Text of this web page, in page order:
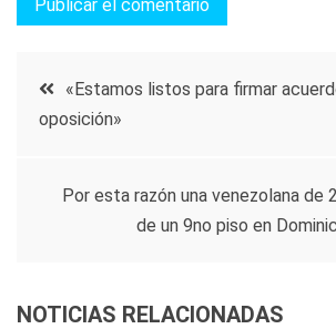
Navegación
de
entradas
«Estamos listos para firmar
oposición»
Por esta razón una venezolana de
de un 9no piso en
NOTICIAS RELACIONADAS